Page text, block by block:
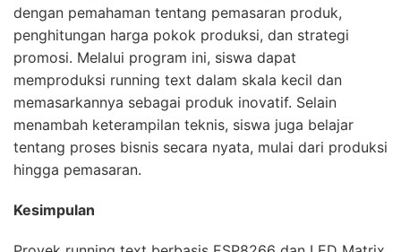
dengan pemahaman tentang pemasaran produk,
penghitungan harga pokok produksi, dan strategi
promosi. Melalui program ini, siswa dapat
memproduksi running text dalam skala kecil dan
memasarkannya sebagai produk inovatif. Selain
menambah keterampilan teknis, siswa juga belajar
tentang proses bisnis secara nyata, mulai dari produksi
hingga pemasaran.
Kesimpulan